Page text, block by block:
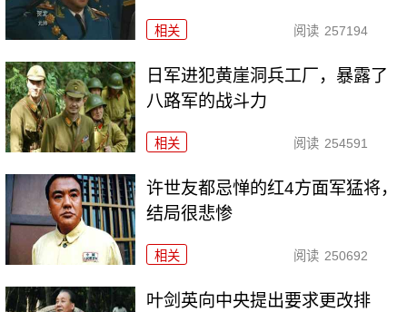
相关 阅读 257194
日军进犯黄崖洞兵工厂，暴露了
八路军的战斗力
相关 阅读 254591
许世友都忌惮的红4方面军猛将，
结局很悲惨
相关 阅读 250692
叶剑英向中央提出要求更改排